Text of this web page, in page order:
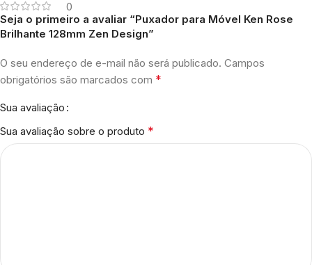
0
Seja o primeiro a avaliar “Puxador para Móvel Ken Rose
Brilhante 128mm Zen Design”
O seu endereço de e-mail não será publicado. Campos
obrigatórios são marcados com *
Sua avaliação
Sua avaliação sobre o produto *